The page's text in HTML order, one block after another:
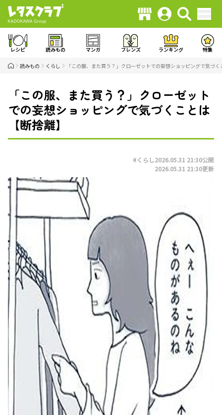
レシピ 読みもの マンガ フレンズ ランキング 特集
読みもの くらし 「この服、また買う？」クローゼットでの妄想ショッピングで気づ
「この服、また買う？」クローゼット
での妄想ショッピングで気づくことは
【断捨離】
#くらし2026.05.31 21:30公開
2026.05.31 21:30更新